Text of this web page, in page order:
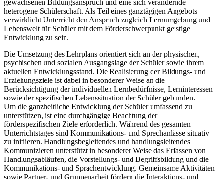
gewachsenen Bildungsanspruch und eine sich verändernde
heterogene Schülerschaft. Als Teil eines ganztägigen Angebots
verwirklicht Unterricht den Anspruch zugleich Lernumgebung und
Lebenswelt für Schüler mit dem Förderschwerpunkt geistige
Entwicklung zu sein.
Die Umsetzung des Lehrplans orientiert sich an der physischen,
psychischen und sozialen Ausgangslage der Schüler sowie ihrem
aktuellen Entwicklungsstand. Die Realisierung der Bildungs- und
Erziehungsziele ist dabei in besonderer Weise an die
Berücksichtigung der individuellen Lernbedürfnisse, Lerninteressen
sowie der spezifischen Lebenssituation der Schüler gebunden.
Um die ganzheitliche Entwicklung der Schüler umfassend zu
unterstützen, ist eine durchgängige Beachtung der
förderspezifischen Ziele erforderlich. Während des gesamten
Unterrichtstages sind Kommunikations- und Sprechanlässe situativ
zu initiieren. Handlungsbegleitendes und handlungsleitendes
Kommunizieren unterstützt in besonderer Weise das Erfassen von
Handlungsabläufen, die Vorstellungs- und Begriffsbildung und die
Kommunikations- und Sprachentwicklung. Gemeinsame Aktivitäten
sowie Partner- und Gruppenarbeit fördern die Interaktions- und